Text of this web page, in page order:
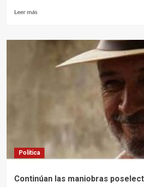
Leer másLeer
Bernardo
Política
Continúan las maniobras